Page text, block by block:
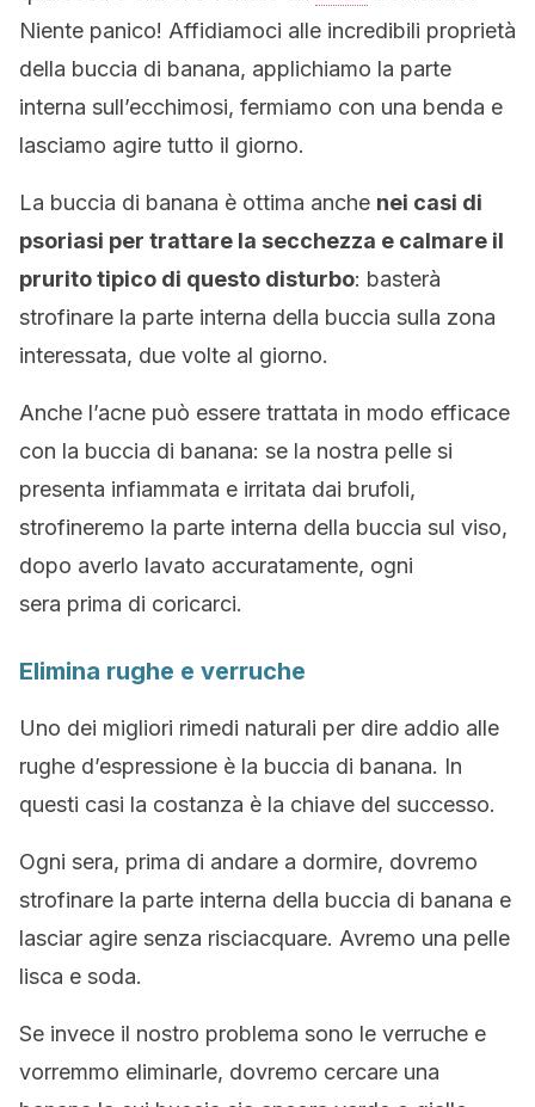
Niente panico! Affidiamoci alle incredibili proprietà
della buccia di banana, applichiamo la parte
interna sull’ecchimosi, fermiamo con una benda e
lasciamo agire tutto il giorno.
La buccia di banana è ottima anche nei casi di
psoriasi per trattare la secchezza e calmare il
prurito tipico di questo disturbo: basterà
strofinare la parte interna della buccia sulla zona
interessata, due volte al giorno.
Anche l’acne può essere trattata in modo efficace
con la buccia di banana: se la nostra pelle si
presenta infiammata e irritata dai brufoli,
strofineremo la parte interna della buccia sul viso,
dopo averlo lavato accuratamente, ogni
sera prima di coricarci.
Elimina rughe e verruche
Uno dei migliori rimedi naturali per dire addio alle
rughe d’espressione è la buccia di banana. In
questi casi la costanza è la chiave del successo.
Ogni sera, prima di andare a dormire, dovremo
strofinare la parte interna della buccia di banana e
lasciar agire senza risciacquare. Avremo una pelle
lisca e soda.
Se invece il nostro problema sono le verruche e
vorremmo eliminarle, dovremo cercare una